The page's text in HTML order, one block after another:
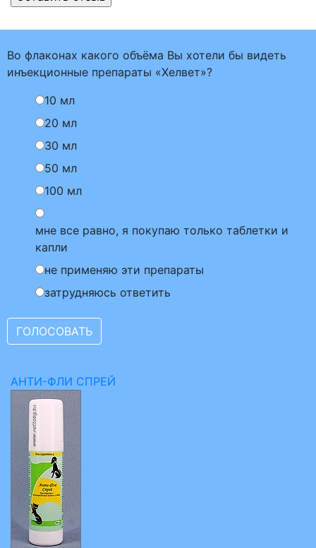
Во флаконах какого объёма Вы хотели бы видеть
инъекционные препараты «Хелвет»?
10 мл
20 мл
30 мл
50 мл
100 мл
мне все равно, я покупаю только таблетки и
капли
не применяю эти препараты
затрудняюсь ответить
АНТИ-ФЛИ СПРЕЙ